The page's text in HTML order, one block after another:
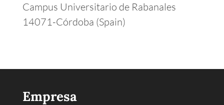
Campus Universitario de Rabanales
14071-Córdoba (Spain)
Empresa